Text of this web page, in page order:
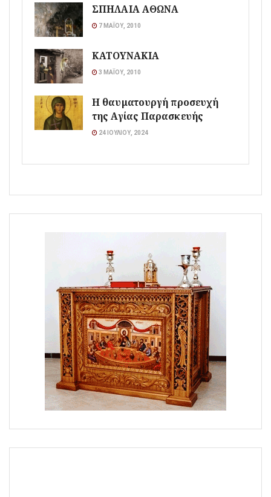
ΣΠΗΛΑΙΑ ΑΘΩΝΑ
7 ΜΑΪ́ΟΥ, 2010
ΚΑΤΟΥΝΑΚΙΑ
3 ΜΑΪ́ΟΥ, 2010
Η θαυματουργή προσευχή
της Αγίας Παρασκευής
24 ΙΟΥΛΊΟΥ, 2024